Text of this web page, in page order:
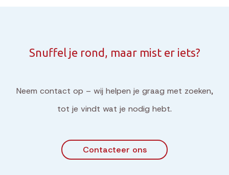
Snuffel je rond, maar mist er iets?
Neem contact op – wij helpen je graag met zoeken,
tot je vindt wat je nodig hebt.
Contacteer ons